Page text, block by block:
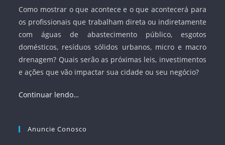
Como mostrar o que acontece e o que acontecerá para
os profissionais que trabalham direta ou indiretamente
com águas de abastecimento público, esgotos
domésticos, resíduos sólidos urbanos, micro e macro
drenagem? Quais serão as próximas leis, investimentos
e ações que vão impactar sua cidade ou seu negócio?
Continuar lendo…
Anuncie Conosco